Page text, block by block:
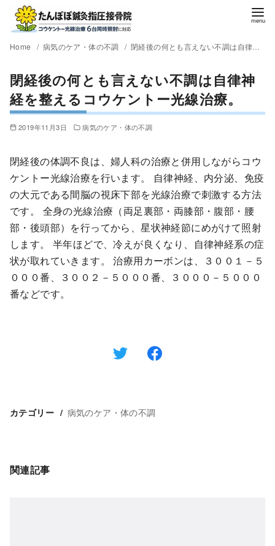
Home 病気のケア・体の不調 閉経後の何とも言えない不調は自律神経を整えるコウケントー光線治療。
閉経後の何とも言えない不調は自律神
経を整えるコウケントー光線治療。
2019年11月3日 病気のケア・体の不調
閉経後の体調不良は、婦人科の治療と併用しながらコウ
ケントー光線治療を行います。 自律神経、内分泌、免疫
の大元である間脳の視床下部を光線治療で刺激する方法
です。 全身の光線治療（両足裏部・両膝部・腹部・腰
部・後頭部）を行ってから、星状神経節にめがけて照射
します。 半年ほどで、冷えが良くなり、自律神経系の症
状が取れていきます。 治療用カーボンは、３００１－５
０００番、３００２－５０００番、３０００－５０００
番などです。
カテゴリー 病気のケア・体の不調
関連記事